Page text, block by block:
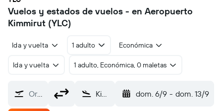
Vuelos y estados de vuelos - en Aeropuerto
Kimmirut (YLC)
Ida y vuelta 1 adulto Económica
Ida y vuelta 1 adulto, Económica, 0 maletas
Origen Kimmirut (YLC) dom. 6/9 - dom. 13/9